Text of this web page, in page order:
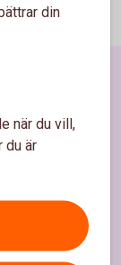
din
när du vill,
du är